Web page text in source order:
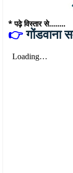
* पढ़े विस्तार से........
👉गोंडवाना